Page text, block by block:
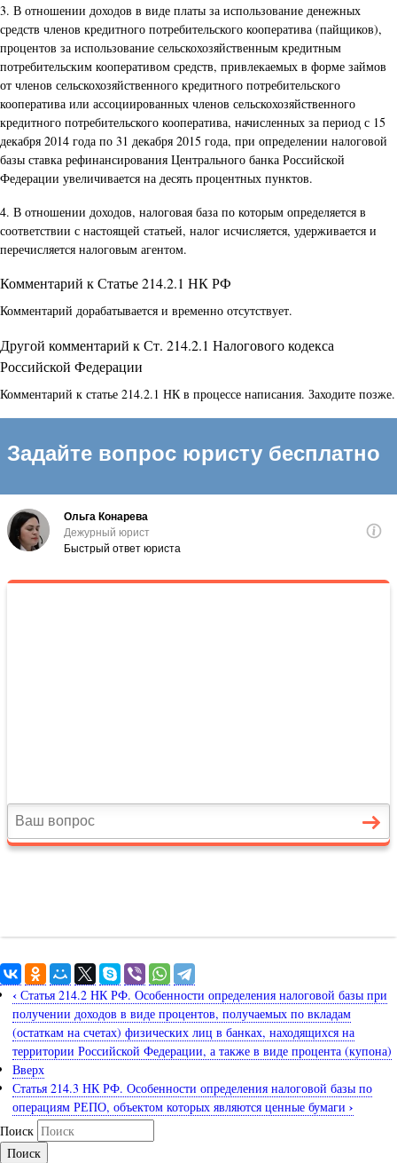
3. В отношении доходов в виде платы за использование денежных
средств членов кредитного потребительского кооператива (пайщиков),
процентов за использование сельскохозяйственным кредитным
потребительским кооперативом средств, привлекаемых в форме займов
от членов сельскохозяйственного кредитного потребительского
кооператива или ассоциированных членов сельскохозяйственного
кредитного потребительского кооператива, начисленных за период с 15
декабря 2014 года по 31 декабря 2015 года, при определении налоговой
базы ставка рефинансирования Центрального банка Российской
Федерации увеличивается на десять процентных пунктов.
4. В отношении доходов, налоговая база по которым определяется в
соответствии с настоящей статьей, налог исчисляется, удерживается и
перечисляется налоговым агентом.
Комментарий к Статье 214.2.1 НК РФ
Комментарий дорабатывается и временно отсутствует.
Другой комментарий к Ст. 214.2.1 Налогового кодекса
Российской Федерации
Комментарий к статье 214.2.1 НК в процессе написания. Заходите позже.
‹ Статья 214.2 НК РФ. Особенности определения налоговой базы при
получении доходов в виде процентов, получаемых по вкладам
(остаткам на счетах) физических лиц в банках, находящихся на
территории Российской Федерации, а также в виде процента (купона)
Вверх
Статья 214.3 НК РФ. Особенности определения налоговой базы по
операциям РЕПО, объектом которых являются ценные бумаги ›
Поиск